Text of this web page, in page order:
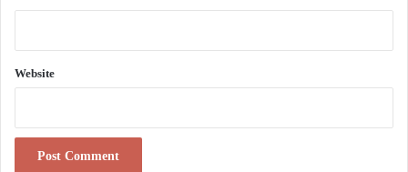
நெஞ்சைப் பிடிச்சிக்கிட்டா. ஆனாலும், மருமக முழுகாம இருக்கறது எனக்கு
எனக்கு குழந்தைங்கன்னா ரொம்பப் பிடிக்கும். நம்ம வீட்ல ஒரு குழந்தை
Website